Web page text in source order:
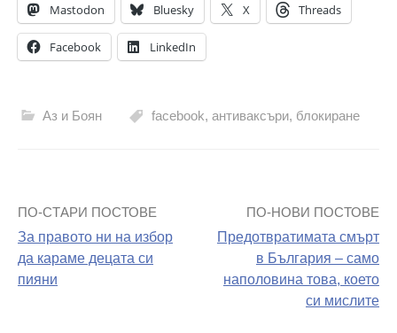
Mastodon Bluesky X Threads
Facebook LinkedIn
Аз и Боян facebook, антиваксъри, блокиране
Навигация
на
поста
ПО-СТАРИ ПОСТОВЕ
За правото ни на избор
да караме децата си
пияни
ПО-НОВИ ПОСТОВЕ
Предотвратимата смърт
в България – само
наполовина това, което
си мислите